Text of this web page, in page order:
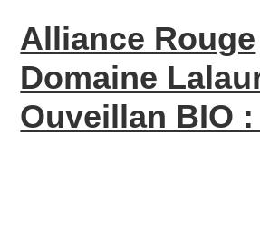
Alliance Rouge
Domaine
Ouveillan BIO